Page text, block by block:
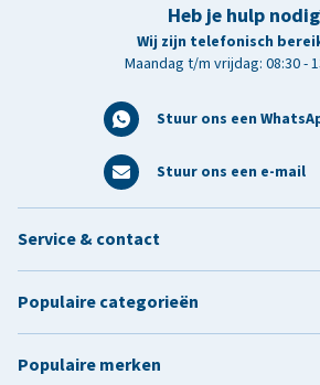
Heb je hulp
Wij zijn telefonisch
Maandag t/m vrijdag: 08:30 -
Stuur ons een
Stuur ons een e-mail
Service & contact
Populaire categorieën
Populaire merken